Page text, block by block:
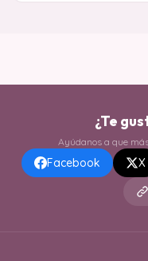
¿Te
Ayúdanos a que
Facebook X